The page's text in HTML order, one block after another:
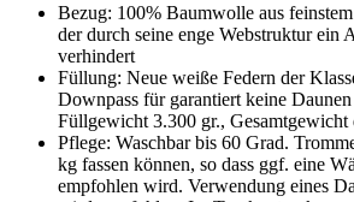
Bezug: 100% Baumwolle aus
der durch seine enge Webstruktur ein
verhindert
Füllung: Neue weiße Federn der
Downpass für garantiert keine
Füllgewicht 3.300 gr., Gesamtgewicht
Pflege: Waschbar bis 60 Grad.
kg fassen können, so dass ggf. eine
empfohlen wird. Verwendung eines